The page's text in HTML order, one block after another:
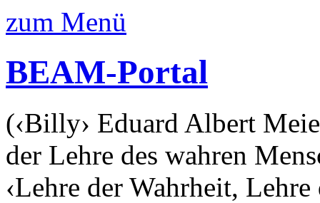
zum Menü
BEAM-Portal
(‹Billy› Eduard Albert
der Lehre des wahren
‹Lehre der Wahrheit, Lehre